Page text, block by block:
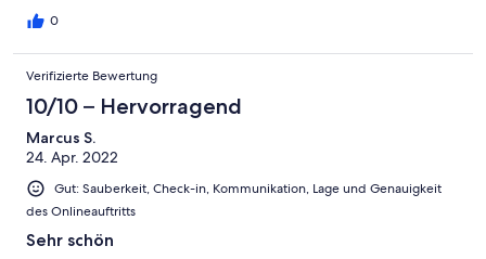
0
Verifizierte Bewertung
10/10 – Hervorragend
Marcus S.
24. Apr. 2022
Gut: Sauberkeit, Check-in, Kommunikation, Lage und Genauigkeit
des Onlineauftritts
Sehr schön